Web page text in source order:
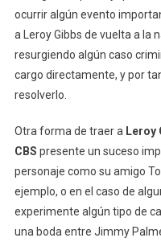
ocurrir algún evento
a Leroy Gibbs de vuelta a la
resurgiendo algún caso
cargo directamente, y por
resolverlo.
Otra forma de traer a Leroy
CBS presente un suceso
personaje como su amigo
ejemplo, o en el caso de
experimente algún tipo de
una boda entre Jimmy